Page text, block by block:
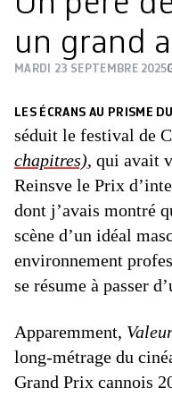
un grand
MARDI 23 SEPTEMBRE 2025
LES ÉCRANS AU PRISME
séduit le festival de
chapitres), qui avait
Reinsve le Prix
dont j’avais montré
scène d’un idéal
environnement
se résume à passer
Apparemment,
long-métrage du
Grand Prix cannois